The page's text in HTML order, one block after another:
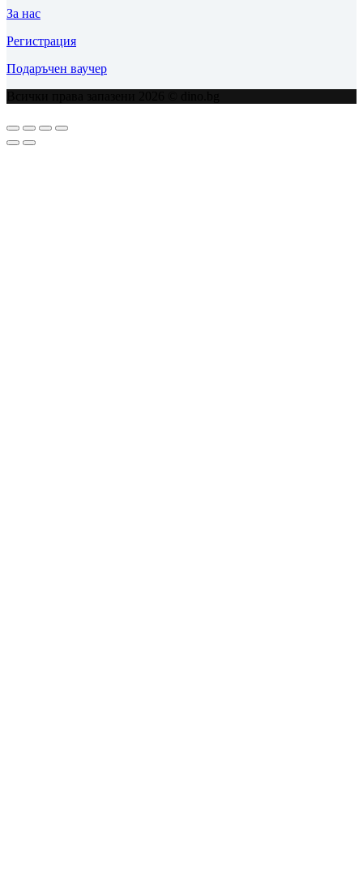
За нас
Регистрация
Подаръчен ваучер